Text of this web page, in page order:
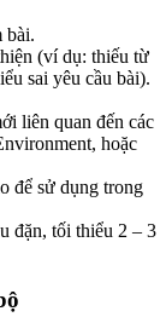
bài.
(ví dụ: thiếu từ
sai yêu cầu bài).
liên quan đến các
hoặc
để sử dụng trong
đặn, tối thiểu 2 – 3